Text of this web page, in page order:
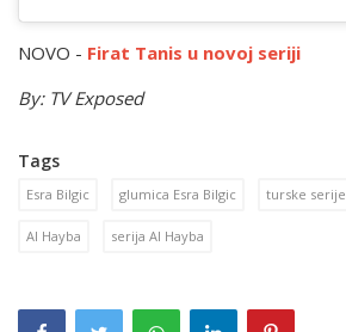
NOVO - Firat Tanis u novoj seriji
By: TV Exposed
Tags
Esra Bilgic glumica Esra Bilgic turske serije
Al Hayba serija Al Hayba